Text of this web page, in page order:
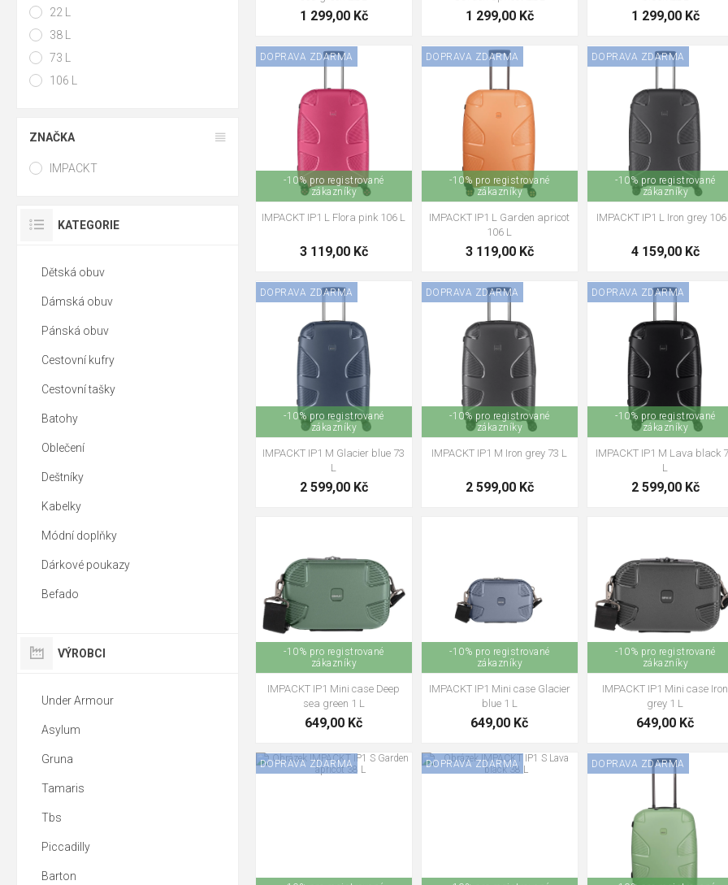
1 299,00 Kč 1 299,00 Kč 1 299,00 Kč
DOPRAVA ZDARMA
-10% pro registrované
zákazníky
IMPACKT IP1 L Flora pink 106 L
3 119,00 Kč
DOPRAVA ZDARMA
-10% pro registrované
zákazníky
IMPACKT IP1 L Garden apricot
106 L
3 119,00 Kč
DOPRAVA ZDARMA
-10% pro registrované
zákazníky
IMPACKT IP1 L Iron grey
4 159,00 Kč
DOPRAVA ZDARMA
-10% pro registrované
zákazníky
IMPACKT IP1 M Glacier blue 73
L
2 599,00 Kč
DOPRAVA ZDARMA
-10% pro registrované
zákazníky
IMPACKT IP1 M Iron grey 73 L
2 599,00 Kč
DOPRAVA ZDARMA
-10% pro registrované
zákazníky
IMPACKT IP1 M Lava black
L
2 599,00 Kč
-10% pro registrované
zákazníky
IMPACKT IP1 Mini case Deep
sea green 1 L
649,00 Kč
-10% pro registrované
zákazníky
IMPACKT IP1 Mini case Glacier
blue 1 L
649,00 Kč
-10% pro registrované
zákazníky
IMPACKT IP1 Mini case Iron
grey 1 L
649,00 Kč
DOPRAVA ZDARMA DOPRAVA ZDARMA DOPRAVA ZDARMA
22 L
38 L
73 L
106 L
ZNAČKA
IMPACKT
KATEGORIE
Dětská obuv
Dámská obuv
Pánská obuv
Cestovní kufry
Cestovní tašky
Batohy
Oblečení
Deštníky
Kabelky
Módní doplňky
Dárkové poukazy
Befado
VÝROBCI
Under Armour
Asylum
Gruna
Tamaris
Tbs
Piccadilly
Barton